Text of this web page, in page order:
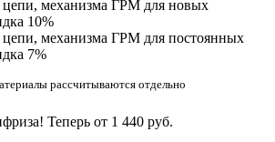
цепи, механизма ГРМ для новых
10%
цепи, механизма ГРМ для постоянных
7%
рассчитываются отдельно
Теперь от 1 440 руб.